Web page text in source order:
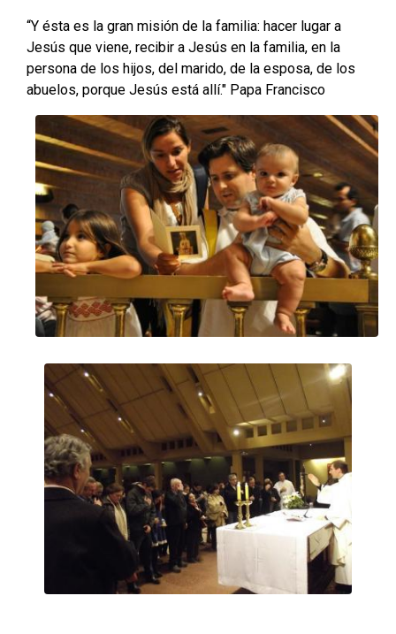
“Y ésta es la gran misión de la familia: hacer lugar a
Jesús que viene, recibir a Jesús en la familia, en la
persona de los hijos, del marido, de la esposa, de los
abuelos, porque Jesús está allí." Papa Francisco